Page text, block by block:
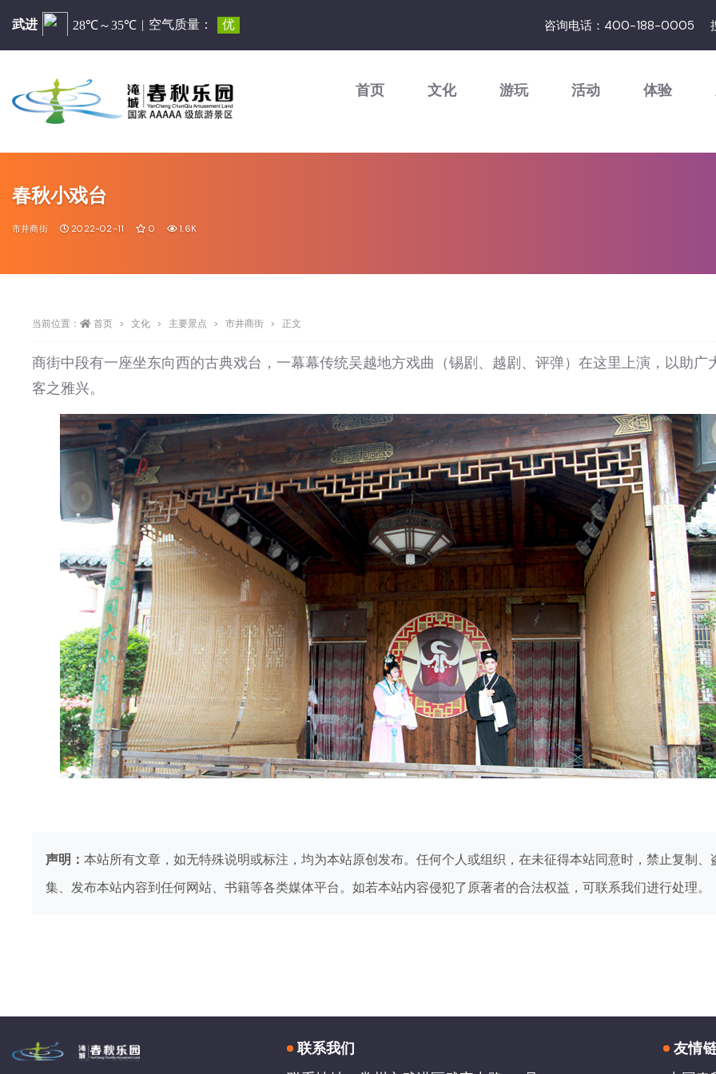
咨询电话：400-188-0005
首页 文化 游玩 活动 体验
春秋小戏台
市井商街 2022-02-11 0 1.6K
当前位置： 首页 文化 主要景点 市井商街 正文
商街中段有一座坐东向西的古典戏台，一幕幕传统吴越地方戏曲（锡剧、越剧、评弹）在这里上演，以助广
客之雅兴。
声明： 本站所有文章，如无特殊说明或标注，均为本站原创发布。任何个人或组织，在未征得本站同意时，禁止复制、
集、发布本站内容到任何网站、书籍等各类媒体平台。如若本站内容侵犯了原著者的合法权益，可联系我们进行处理。
联系我们
友情